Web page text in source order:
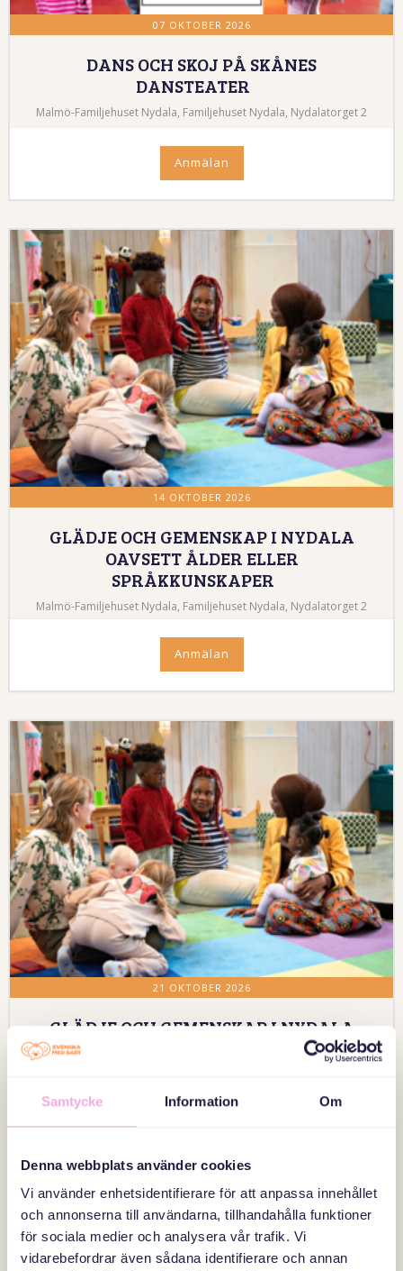
Samtycke Information Om
Denna webbplats använder cookies
Vi använder enhetsidentifierare för att anpassa innehållet
och annonserna till användarna, tillhandahålla funktioner
för sociala medier och analysera vår trafik. Vi
vidarebefordrar även sådana identifierare och annan
07 OKTOBER 2026
DANS OCH SKOJ PÅ SKÅNES
DANSTEATER
Malmö-Familjehuset Nydala, Familjehuset Nydala, Nydalatorget 2
Anmälan
14 OKTOBER 2026
GLÄDJE OCH GEMENSKAP I NYDALA
OAVSETT ÅLDER ELLER
SPRÅKKUNSKAPER
Malmö-Familjehuset Nydala, Familjehuset Nydala, Nydalatorget 2
Anmälan
21 OKTOBER 2026
GLÄDJE OCH GEMENSKAP I NYDALA
Malmö-Familjehuset Nydala, Familjehuset Nydala, Nydalatorget 2